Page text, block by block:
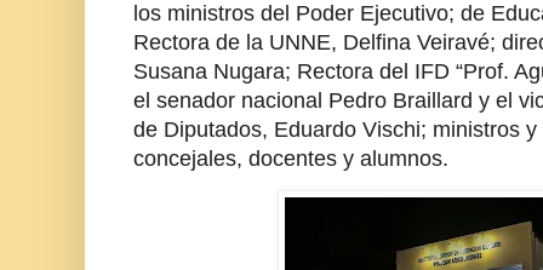
los ministros del Poder Ejecutivo; de
Rectora de la UNNE, Delfina Veiravé;
Susana Nugara; Rectora del IFD “Prof.
el senador nacional Pedro Braillard y el
de Diputados, Eduardo Vischi; ministros
concejales, docentes y alumnos.